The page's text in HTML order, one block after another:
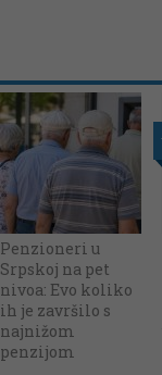
Penzioneri u
Srpskoj na pet
nivoa: Evo koliko
ih je završilo s
najnižom
penzijom